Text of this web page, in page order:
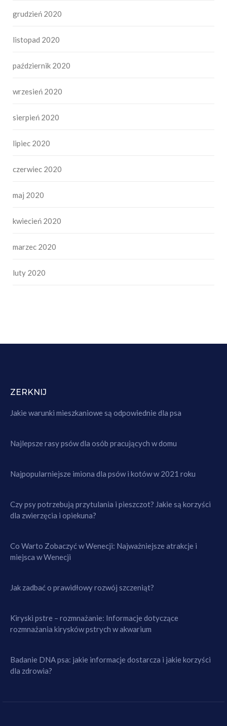
grudzień 2020
listopad 2020
październik 2020
wrzesień 2020
sierpień 2020
lipiec 2020
czerwiec 2020
maj 2020
kwiecień 2020
marzec 2020
luty 2020
ZERKNIJ
Jakie warunki mieszkaniowe są odpowiednie dla psa
Najlepsze rasy psów dla osób pracujących w domu
Najpopularniejsze imiona dla psów i kotów w 2021 roku
Czy psy potrzebują przytulania i pieszczot? Jakie są korzyści
dla zwierzęcia i opiekuna?
Co Warto Zobaczyć w Wenecji: Najważniejsze atrakcje i
miejsca w Wenecji
Jak zadbać o prawidłowy rozwój szczeniąt?
Kiryski pstre – rozmnażanie: Informacje dotyczące
rozmnażania kirysków pstrych w akwarium
Badanie DNA psa: jakie informacje dostarcza i jakie korzyści
dla zdrowia?